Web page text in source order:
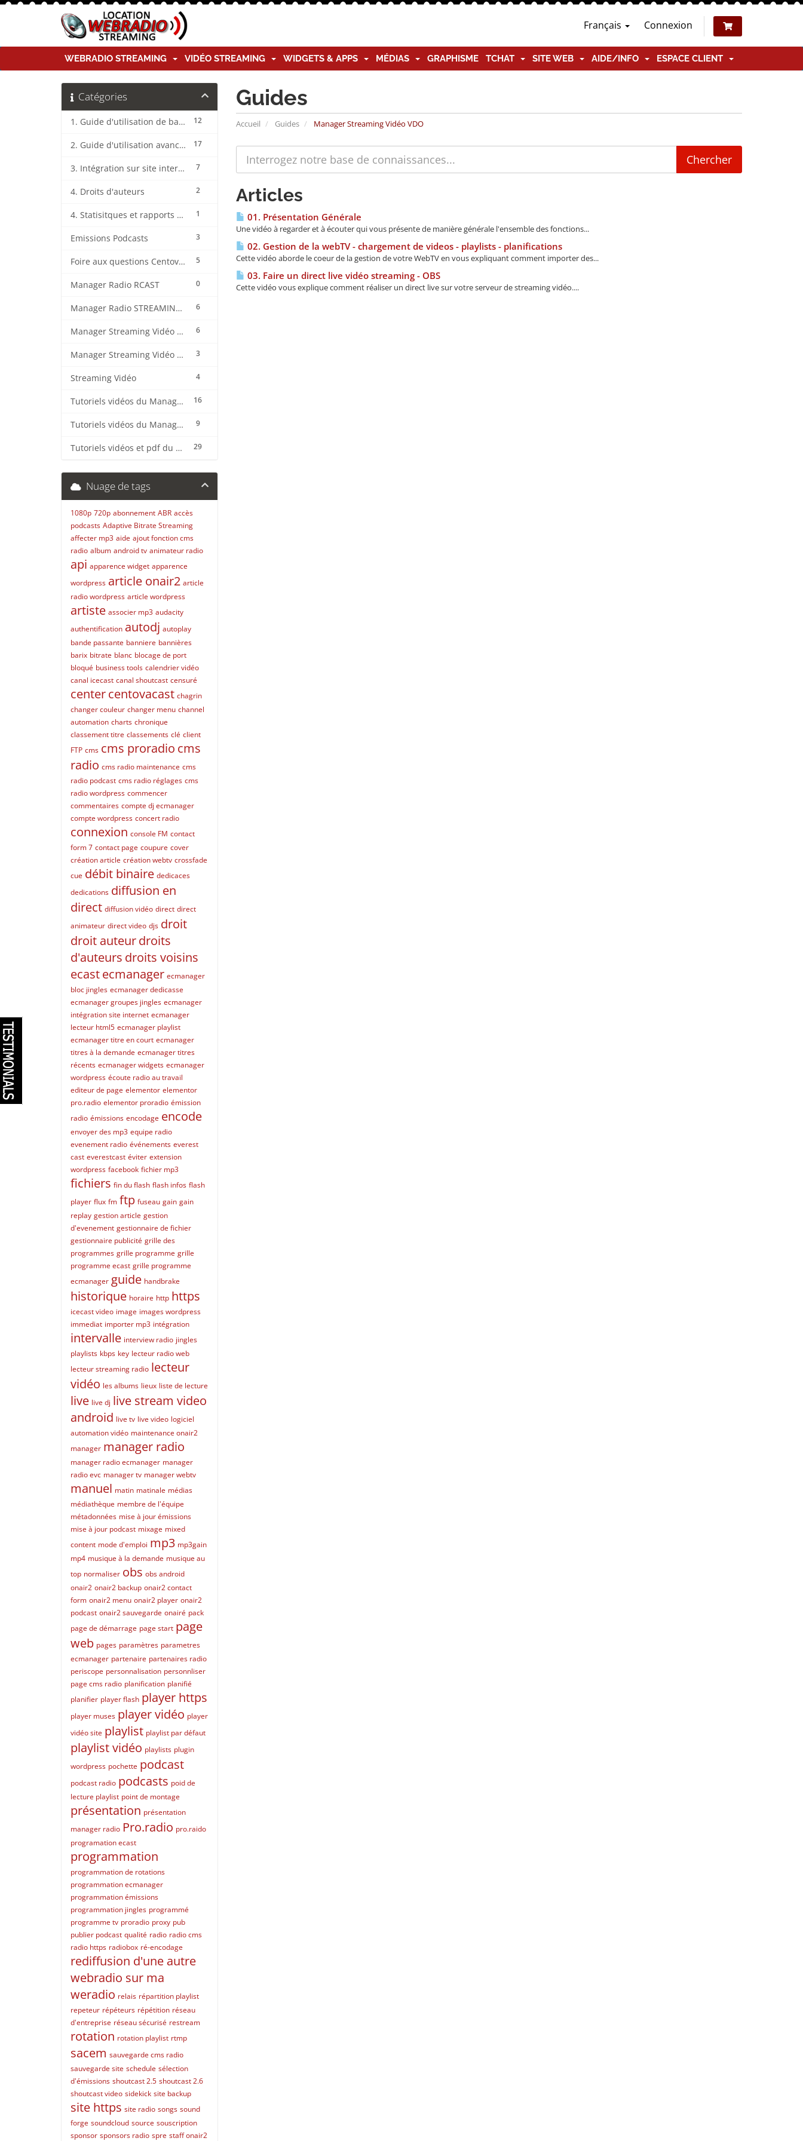
Français Connexion
WEBRADIO STREAMING VIDÉO STREAMING WIDGETS & APPS MÉDIAS GRAPHISME TCHAT SITE WEB AIDE/INFO ESPACE CLIENT
Guides
Accueil Guides Manager Streaming Vidéo VDO
Catégories
12
1. Guide d'utilisation de base CentovaCast
17
2. Guide d'utilisation avancée CentovaCast
7
3. Intégration sur site internet CentovaCast
2
4. Droits d'auteurs
1
4. Statisitques et rapports CentovaCast
3
Emissions Podcasts
5
Foire aux questions CentovaCast
0
Manager Radio RCAST
6
Manager Radio STREAMING CENTER
6
Manager Streaming Vidéo TVMCP
3
Manager Streaming Vidéo VDO
4
Streaming Vidéo
16
Tutoriels vidéos du Manager Radio CentovaCast
9
Tutoriels vidéos du Manager Radio STREAMING CENTER
29
Tutoriels vidéos et pdf du CMS Radio Wordpress + OnAir2/Pro.Radio
Articles
01. Présentation Générale
Une vidéo à regarder et à écouter qui vous présente de manière générale l'ensemble des fonctions...
02. Gestion de la webTV - chargement de videos - playlists - planifications
Cette vidéo aborde le coeur de la gestion de votre WebTV en vous expliquant comment importer des...
03. Faire un direct live vidéo streaming - OBS
Cette vidéo vous explique comment réaliser un direct live sur votre serveur de streaming vidéo....
Nuage de tags
1080p 720p abonnement ABR accès
podcasts Adaptive Bitrate Streaming
affecter mp3 aide ajout fonction cms
radio album android tv animateur radio
api apparence widget apparence
wordpress article onair2 article
radio wordpress article wordpress
artiste associer mp3 audacity
authentification autodj autoplay
bande passante banniere bannières
barix bitrate blanc blocage de port
bloqué business tools calendrier vidéo
canal icecast canal shoutcast censuré
centercentovacast chagrin
changer couleur changer menu channel
automation charts chronique
classement titre classements clé client
FTP cms cms proradio cms
radio cms radio maintenance cms
radio podcast cms radio réglages cms
radio wordpress commencer
commentaires compte dj ecmanager
compte wordpress concert radio
connexion console FM contact
form 7 contact page coupure cover
création article création webtv crossfade
cue débit binaire dedicaces
dedications diffusion en
direct diffusion vidéo direct direct
animateur direct video djs droit
droit auteurdroits
d'auteurs droits voisins
ecastecmanager ecmanager
bloc jingles ecmanager dedicasse
ecmanager groupes jingles ecmanager
intégration site internet ecmanager
lecteur html5 ecmanager playlist
ecmanager titre en court ecmanager
titres à la demande ecmanager titres
récents ecmanager widgets ecmanager
wordpress écoute radio au travail
editeur de page elementor elementor
pro.radio elementor proradio émission
radio émissions encodage encode
envoyer des mp3 equipe radio
evenement radio événements everest
cast everestcast éviter extension
wordpress facebook fichier mp3
fichiers fin du flash flash infos flash
player flux fm ftp fuseau gain gain
replay gestion article gestion
d'evenement gestionnaire de fichier
gestionnaire publicité grille des
programmes grille programme grille
programme ecast grille programme
ecmanager guide handbrake
historique horaire http https
icecast video image images wordpress
immediat importer mp3 intégration
intervalle interview radio jingles
playlists kbps key lecteur radio web
lecteur streaming radio lecteur
vidéo les albums lieux liste de lecture
live live dj live stream video
android live tv live video logiciel
automation vidéo maintenance onair2
manager manager radio
manager radio ecmanager manager
radio evc manager tv manager webtv
manuel matin matinale médias
médiathèque membre de l'équipe
métadonnées mise à jour émissions
mise à jour podcast mixage mixed
content mode d'emploi mp3 mp3gain
mp4 musique à la demande musique au
top normaliser obs obs android
onair2 onair2 backup onair2 contact
form onair2 menu onair2 player onair2
podcast onair2 sauvegarde onairé pack
page de démarrage page start page
web pages paramètres parametres
ecmanager partenaire partenaires radio
periscope personnalisation personnliser
page cms radio planification planifié
planifier player flash player https
player muses player vidéo player
vidéo site playlist playlist par défaut
playlist vidéo playlists plugin
wordpress pochette podcast
podcast radio podcasts poid de
lecture playlist point de montage
présentation présentation
manager radio Pro.radio pro.raido
programation ecast
programmation
programmation de rotations
programmation ecmanager
programmation émissions
programmation jingles programmé
programme tv proradio proxy pub
publier podcast qualité radio radio cms
radio https radiobox ré-encodage
rediffusion d'une autre
webradio sur ma
weradio relais répartition playlist
repeteur répéteurs répétition réseau
d'entreprise réseau sécurisé restream
rotation rotation playlist rtmp
sacem sauvegarde cms radio
sauvegarde site schedule sélection
d'émissions shoutcast 2.5 shoutcast 2.6
shoutcast video sidekick site backup
site https site radio songs sound
forge soundcloud source souscription
sponsor sponsors radio spre staff onair2